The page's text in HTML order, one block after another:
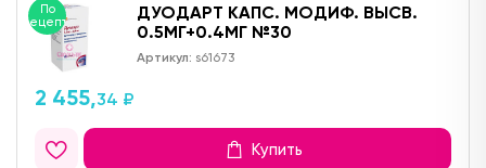
По
рецепту
ДУОДАРТ КАПС. МОДИФ. ВЫСВ.
0.5МГ+0.4МГ №30
Артикул: s61673
2 455,34 ₽
Купить